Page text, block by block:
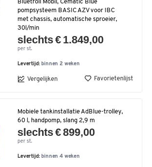
Bluetroll Mobil, Cematic Blue
pompsysteem BASIC AZV voor IBC
met chassis, automatische sproeier,
30l/min
slechts € 1.849,00
per st.
Levertijd: binnen 2 weken
Vergelijken Favorietenlijst
Mobiele tankinstallatie AdBlue-trolley,
60 l, handpomp, slang 2,9 m
slechts € 899,00
per st.
Levertijd: binnen 4 weken